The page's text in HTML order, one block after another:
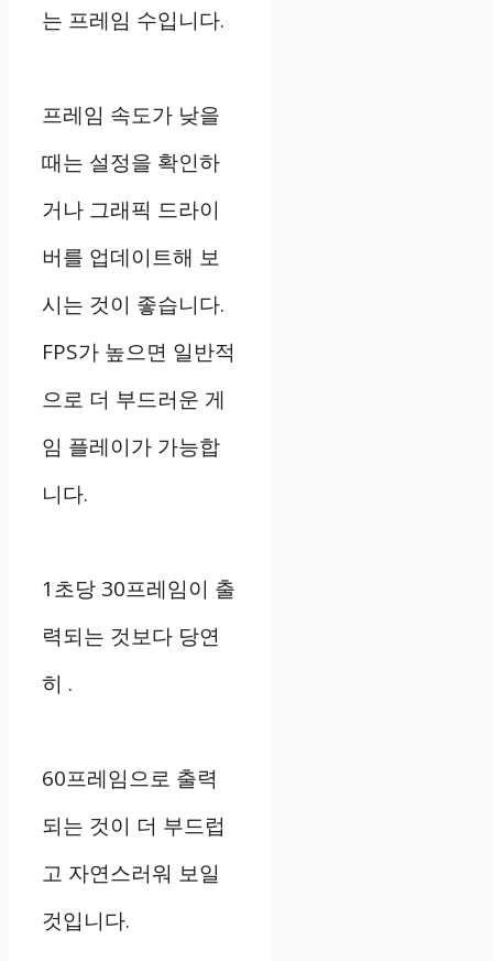
는 프레임 수입니다.
프레임 속도가 낮을
때는 설정을 확인하
거나 그래픽 드라이
버를 업데이트해 보
시는 것이 좋습니다.
FPS가 높으면 일반적
으로 더 부드러운 게
임 플레이가 가능합
니다.
1초당 30프레임이 출
력되는 것보다 당연
히 .
60프레임으로 출력
되는 것이 더 부드럽
고 자연스러워 보일
것입니다.